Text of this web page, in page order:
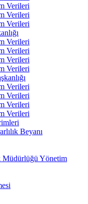
Verileri
Verileri
Verileri
Verileri
Verileri
Verileri
Verileri
Verileri
Verileri
Verileri
Verileri
Beyanı
Müdürlüğü Yönetim